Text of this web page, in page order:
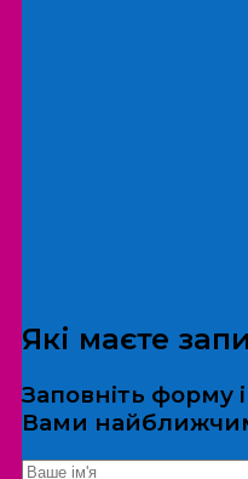
*Дані не
Які маєте
Заповніть форму
Вами